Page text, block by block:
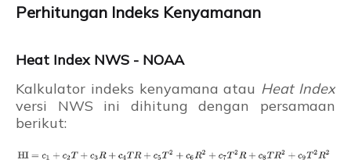
Perhitungan Indeks Kenyamanan
Heat Index NWS - NOAA
Kalkulator indeks kenyamana atau Heat Index
versi NWS ini dihitung dengan persamaan
berikut: